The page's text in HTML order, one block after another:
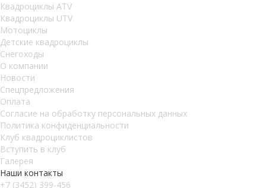
Квадроциклы ATV
Квадроциклы UTV
Мотоциклы
Детские квадроциклы
Снегоходы
О компании
Новости
Спецпредложения
Оплата
Согласие на обработку персональных данных
Политика конфиденциальности
Клуб квадроциклистов
Вступить в клуб
Галерея
Наши контакты
+7 (3452) 399-456